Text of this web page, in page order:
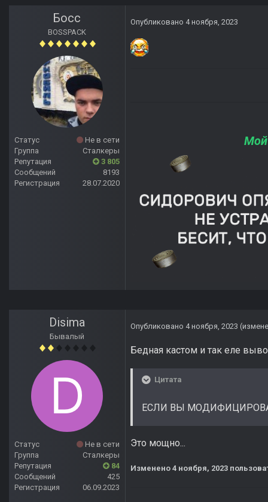
Босс
BOSSPACK
Статус
Не в сети
Группа
Сталкеры
Репутация
3 805
Сообщений
8193
Регистрация
28.07.2020
Опубликовано 4 ноября, 2023
Disima
Бывалый
Статус
Не в сети
Группа
Сталкеры
Репутация
84
Сообщений
425
Регистрация
06.09.2023
Опубликовано 4 ноября, 2023
Бедная кастом и так еле
Цитата
ЕСЛИ ВЫ
Это мощно...
Изменено 4 ноября, 2023